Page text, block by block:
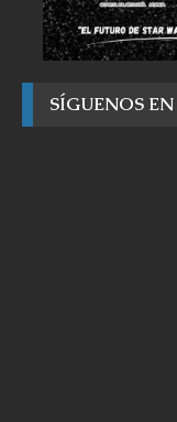
SÍGUENOS EN